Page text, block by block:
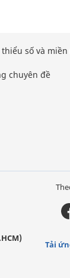
thiểu số và
chuyên đề
Tải